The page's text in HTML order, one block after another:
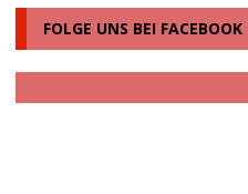
FOLGE UNS BEI FACEBOOK